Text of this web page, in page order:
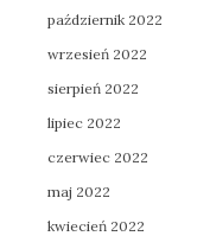
październik 2022
wrzesień 2022
sierpień 2022
lipiec 2022
czerwiec 2022
maj 2022
kwiecień 2022